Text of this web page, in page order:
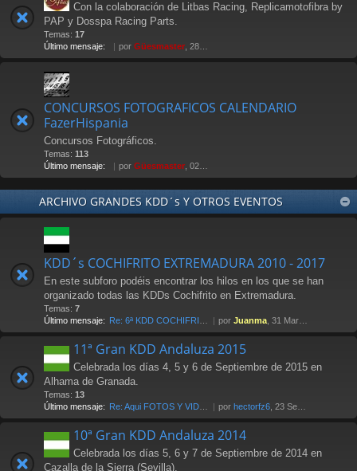
Con la colaboración de Litbas Racing, Replicamotofibra by
PAP y Dosspa Racing Parts.
Temas: 17
Último mensaje:
por Güesmaster , 28 Nov 2011 20:13
CONCURSOS FOTOGRAFICOS CALENDARIO
FazerHispania
Concursos Fotográficos.
Temas: 113
Último mensaje:
por Güesmaster , 02 May 2012 21:07
ARCHIVO GRANDES KDD´s Y OTROS EVENTOS
KDD´s COCHIFRITO EXTREMADURA 2010 - 2017
En este subforo podéis encontrar los hilos en los que se han
organizado todas las KDDs Cochifrito en Extremadura.
Temas: 7
Último mensaje: Re: 6ª KDD COCHIFRITO 1-abri… por Juanma , 31 Mar 2017 00:14
11ª Gran KDD Andaluza 2015
Celebrada los días 4, 5 y 6 de Septiembre de 2015 en
Alhama de Granada.
Temas: 13
Último mensaje: Re: Aqui FOTOS Y VIDEOS por hectorfz6 , 23 Sep 2015 12:48
10ª Gran KDD Andaluza 2014
Celebrada los días 5, 6 y 7 de Septiembre de 2014 en
Cazalla de la Sierra (Sevilla).